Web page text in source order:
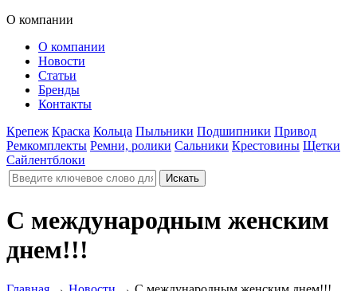
О компании
О компании
Новости
Статьи
Бренды
Контакты
Крепеж Краска Кольца Пыльники Подшипники Привод
Ремкомплекты Ремни, ролики Сальники Крестовины Щетки
Сайлентблоки
С международным женским
днем!!!